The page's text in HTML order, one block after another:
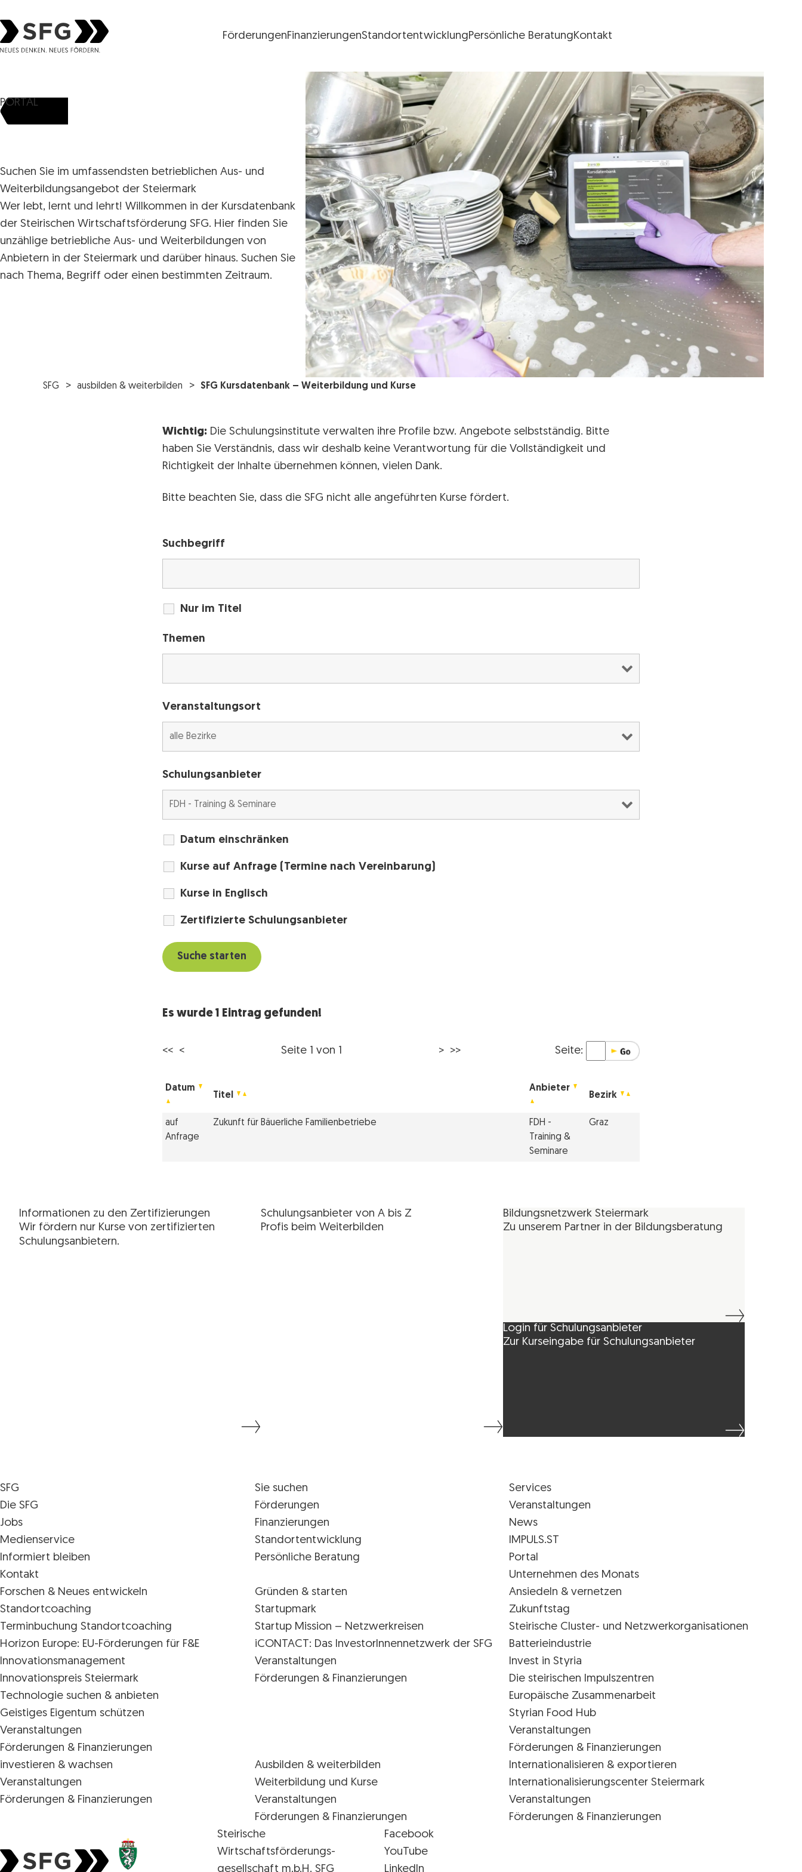
FörderungenFinanzierungenStandortentwicklungPersönliche BeratungKontakt
PORTAL
Suchen Sie im umfassendsten betrieblichen Aus- und
Weiterbildungsangebot der Steiermark
Wer lebt, lernt und lehrt! Willkommen in der Kursdatenbank
der Steirischen Wirtschaftsförderung SFG. Hier finden Sie
unzählige betriebliche Aus- und Weiterbildungen von
Anbietern in der Steiermark und darüber hinaus. Suchen Sie
nach Thema, Begriff oder einen bestimmten Zeitraum.
SFG ausbilden & weiterbilden SFG Kursdatenbank – Weiterbildung und Kurse
Wichtig: Die Schulungsinstitute verwalten ihre Profile bzw. Angebote selbstständig. Bitte
haben Sie Verständnis, dass wir deshalb keine Verantwortung für die Vollständigkeit und
Richtigkeit der Inhalte übernehmen können, vielen Dank.
Bitte beachten Sie, dass die SFG nicht alle angeführten Kurse fördert.
Suchbegriff
Nur im Titel
Themen
Veranstaltungsort
Schulungsanbieter
Datum einschränken
Kurse auf Anfrage (Termine nach Vereinbarung)
Kurse in Englisch
Zertifizierte Schulungsanbieter
Es wurde 1 Eintrag gefunden!
<< < Seite 1 von 1 > >> Seite:
Datum
Titel
Anbieter
Bezirk
auf
Anfrage
Zukunft für Bäuerliche Familienbetriebe
FDH -
Training &
Seminare
Graz
Informationen zu den Zertifizierungen
Wir fördern nur Kurse von zertifizierten
Schulungsanbietern.
Schulungsanbieter von A bis Z
Profis beim Weiterbilden
Bildungsnetzwerk Steiermark
Zu unserem Partner in der Bildungsberatung
Login für Schulungsanbieter
Zur Kurseingabe für Schulungsanbieter
SFG
Die SFG
Jobs
Medienservice
Informiert bleiben
Kontakt
Sie suchen
Förderungen
Finanzierungen
Standortentwicklung
Persönliche Beratung
Services
Veranstaltungen
News
IMPULS.ST
Portal
Unternehmen des Monats
Forschen & Neues entwickeln
Standortcoaching
Terminbuchung Standortcoaching
Horizon Europe: EU-Förderungen für F&E
Innovations­management
Innovationspreis Steiermark
Technologie suchen & anbieten
Geistiges Eigentum schützen
Veranstaltungen
Förderungen & Finanzierungen
Gründen & starten
Startupmark
Startup Mission – Netzwerkreisen
iCONTACT: Das InvestorInnennetzwerk der SFG
Veranstaltungen
Förderungen & Finanzierungen
Ansiedeln & vernetzen
Zukunftstag
Steirische Cluster- und Netzwerkorganisationen
Batterieindustrie
Invest in Styria
Die steirischen Impulszentren
Europäische Zusammenarbeit
Styrian Food Hub
Veranstaltungen
Förderungen & Finanzierungen
investieren & wachsen
Veranstaltungen
Förderungen & Finanzierungen
Ausbilden & weiterbilden
Weiterbildung und Kurse
Veranstaltungen
Förderungen & Finanzierungen
Internationalisieren & exportieren
Internationalisierungscenter Steiermark
Veranstaltungen
Förderungen & Finanzierungen
Steirische
Wirtschaftsförderungs-
gesellschaft m.b.H. SFG
Facebook
YouTube
LinkedIn